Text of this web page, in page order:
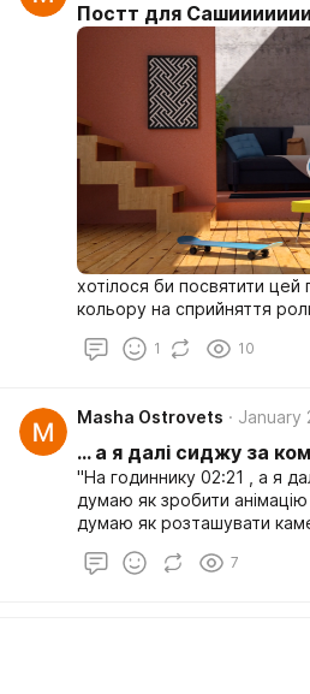
Постт для
хотілося би посвятити цей пост темі " Вплив
кольору на сприйняття
1 10
Masha Ostrovets January
... а я далі сиджу за
"На годиннику 02:21 , а я
думаю як зробити анімацію
думаю як розташувати
втикаєш в комп'ютер" - ну
7